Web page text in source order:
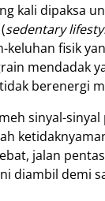
kali dipaksa
sedentary
fisik
mendadak
berenergi
sinyal-
jalan
diambil